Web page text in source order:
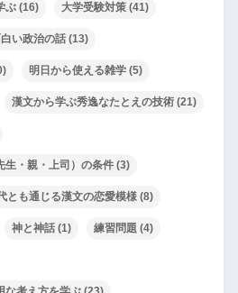
ぶ (16) 大学受験対策 (41)
い政治の話 (13)
明日から使える雑学 (5)
漢文から学ぶ秀逸なたとえの技術 (21)
生・親・上司）の条件 (3)
とも通じる漢文の恋愛模様 (8)
神と神話 (1) 練習問題 (4)